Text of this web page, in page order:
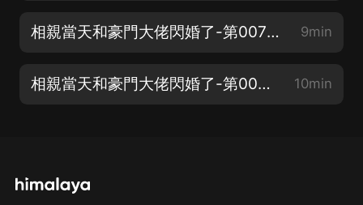
相親當天和豪門大佬閃婚了-第007集 好心當驢肝肺 9min
相親當天和豪門大佬閃婚了-第008集 一起睡 10min